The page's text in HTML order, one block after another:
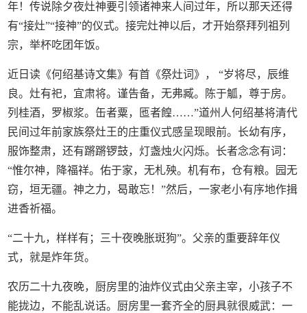
年！传说除夕夜灶神要引领诸神来人间过年，所以那天还得
有“接灶”“接神”的仪式。接完灶神以后，才开始祭拜列祖列
宗，举杯吃团年饭。
近日读《何绍基诗文集》有首《祭灶词》， “岁将尽，辰维
良。灶有祀，宜肃将。谨告备，无弗臧。陈于觚，尊于房。
列桂酒，罗椒浆。缶者粟，匜者餭……”道州人何绍基将清代
民间过年前家族祭灶王的庄重仪式感呈现眼前。长幼有序，
服饰整肃，还有蹡蹡锣鼓，灯盏烛火闪烁。长者念念有词：
“惟尔神，降福祥。佑于家，无札殃。机有布，仓有粮。园无
窃，垣无疆。神之力，曷敢忘！”然后，一家老小有序地作揖
进香祈福。
“二十九，样样有；三十夜晚胀斑狗”。父亲的重要辞年仪
式，就是炸年货。
农历二十九夜晚，厨房里的油炸仪式由父亲主宰，小孩子不
能拢边，不能乱说话。厨房里一套齐全的厨具就很威武：一